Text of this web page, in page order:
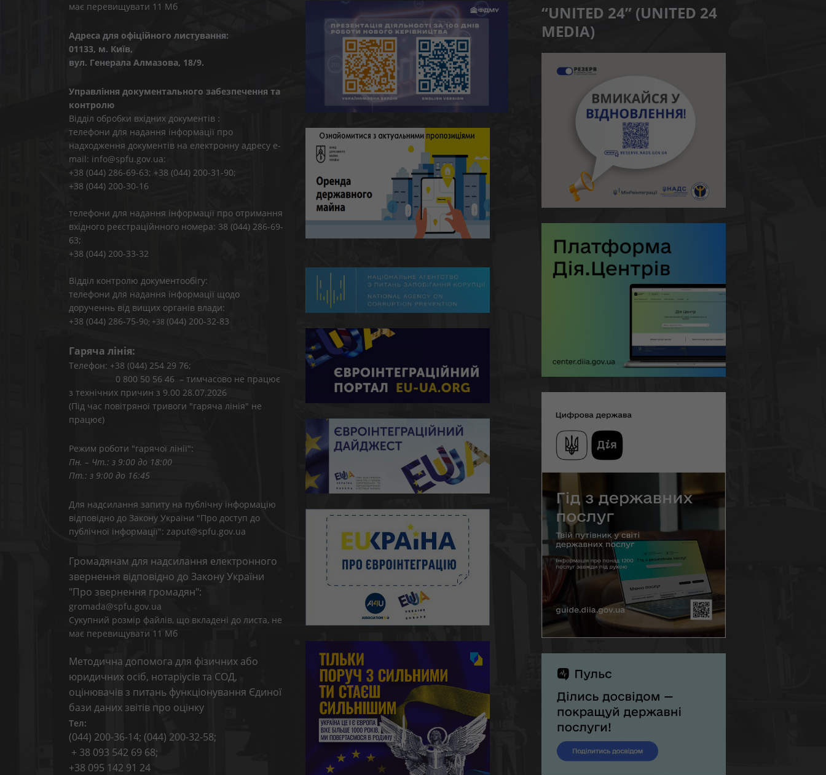
має перевищувати 11 Мб
Адреса для офіційного листування:
01133, м. Київ,
вул. Генерала Алмазова, 18/9.
Управління документального забезпечення та
контролю
Відділ обробки вхідних документів :
телефони для надання інформації про
надходження документів на електронну адресу e-
mail: info@spfu.gov.ua:
+38 (044) 286-69-63; +38 (044) 200-31-90;
+38 (044) 200-30-16
телефони для надання інформації про отримання
вхідного реєстраційнного номера: 38 (044) 286-69-
63;
+38 (044) 200-33-32
Відділ контролю документообігу:
телефони для надання інформації щодо
дорученнь від вищих органів влади:
+38 (044) 286-75-90; +38 (044) 200-32-83
Гаряча лінія:
Телефон: +38 (044) 254 29 76;
0 800 50 56 46 – тимчасово не працює
з технічних причин з 9.00 28.07.2026
(Під час повітряної тривоги "гаряча лінія" не
працює)
Режим роботи "гарячої лінії":
Пн. – Чт.: з 9:00 до 18:00
Пт.: з 9:00 до 16:45
Для надсилання запиту на публічну інформацію
відповідно до Закону України "Про доступ до
публічної інформації": zaput@spfu.gov.ua
Громадянам для надсилання електронного
звернення відповідно до Закону України
"Про звернення громадян":
gromada@spfu.gov.ua
Сукупний розмір файлів, що вкладені до листа, не
має перевищувати 11 Мб
Методична допомога для фізичних або
юридичних осіб, нотаріусів та СОД,
оцінювачів з питань функціонування Єдиної
бази даних звітів про оцінку
Тел:
(044) 200-36-14; (044) 200-32-58;
+ 38 093 542 69 68;
+38 095 142 91 24
“UNITED 24” (UNITED 24
MEDIA)